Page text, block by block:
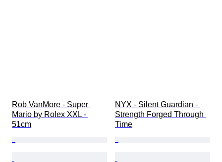
Rob VanMore - Super
Mario by Rolex XXL -
51cm
NYX - Silent Guardian -
Strength Forged Through
Time